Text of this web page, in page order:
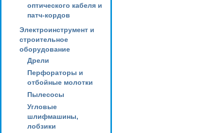
оптического кабеля и
патч-кордов
Электроинструмент и
строительное
оборудование
Дрели
Перфораторы и
отбойные молотки
Пылесосы
Угловые
шлифмашины,
лобзики